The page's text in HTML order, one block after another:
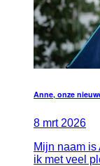
Anne, onze
8 mrt 2026
Mijn naam
ik met veel